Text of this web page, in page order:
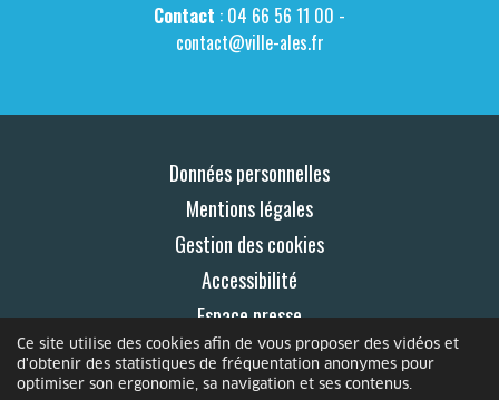
Ce site utilise des cookies afin de vous proposer des vidéos et
d'obtenir des statistiques de fréquentation anonymes pour
optimiser son ergonomie, sa navigation et ses contenus.
Contact : 04 66 56 11 00 -
contact@ville-ales.fr
© 2026 Le Mag
Données personnelles
Mentions légales
Gestion des cookies
Accessibilité
Espace presse
Contact